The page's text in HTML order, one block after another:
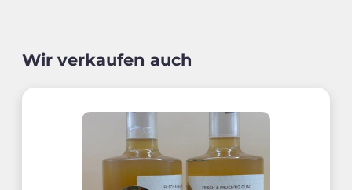
Wir verkaufen auch